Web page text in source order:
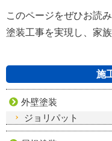
このページをぜひお読
塗装工事を実現し、家
施
外壁塗装
ジョリパット